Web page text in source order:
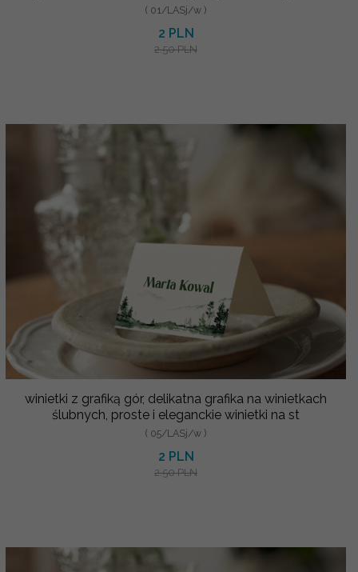
( 01/LASj/w )
2 PLN
2.50 PLN
winietki z grafiką gór, delikatna grafika na winietkach
ślubnych, proste i eleganckie winietki na st
( 05/LASj/w )
2 PLN
2.50 PLN